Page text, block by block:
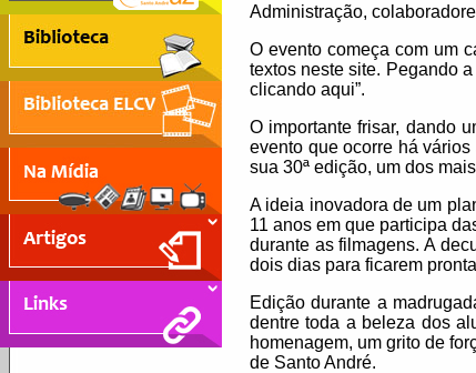
Administração,
O evento começa com um
textos neste site. Pegando
clicando aqui”.
O importante frisar, dando
evento que ocorre há
sua 30ª edição, um dos
A ideia inovadora de um
11 anos em que participa
durante as filmagens. A
dois dias para ficarem
Edição durante a
dentre toda a beleza dos
homenagem, um grito de
de Santo André.